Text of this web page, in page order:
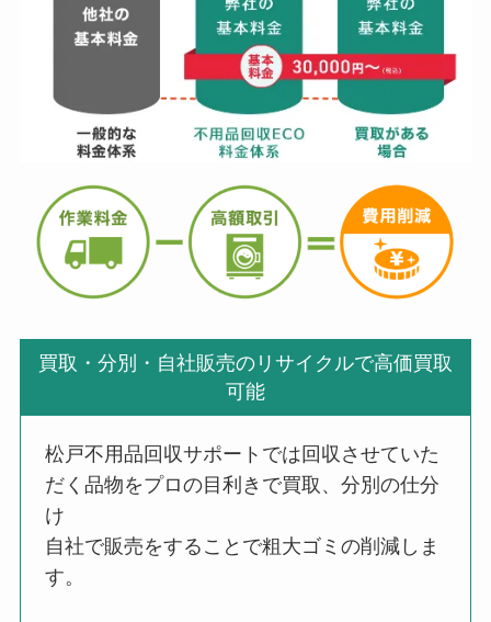
買取・分別・自社販売のリサイクルで高価買取
可能
松戸不用品回収サポートでは回収させていた
だく品物をプロの目利きで買取、分別の仕分
け
自社で販売をすることで粗大ゴミの削減しま
す。